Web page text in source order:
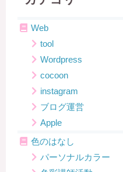
Web
tool
Wordpress
cocoon
instagram
ブログ運営
Apple
色のはなし
パーソナルカラー